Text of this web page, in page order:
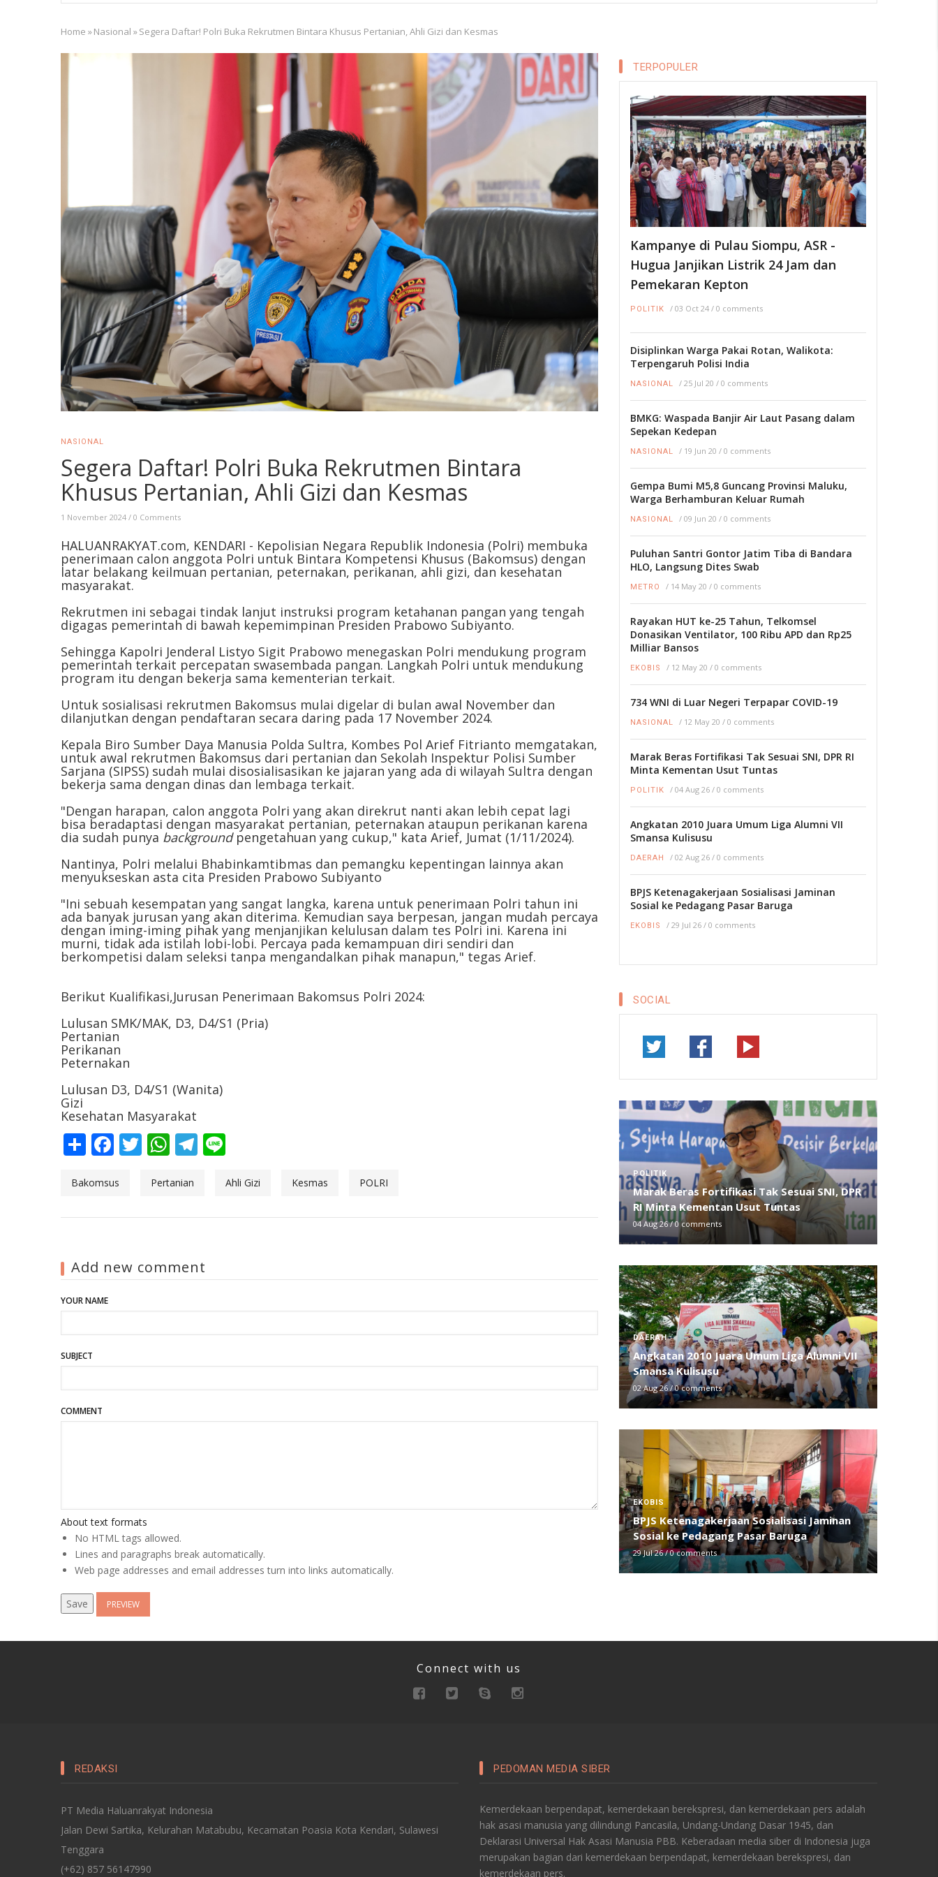
Breadcrumb
Home »Nasional »Segera Daftar! Polri Buka Rekrutmen Bintara Khusus Pertanian, Ahli Gizi dan Kesmas
NASIONAL
Segera Daftar! Polri Buka Rekrutmen Bintara
Khusus Pertanian, Ahli Gizi dan Kesmas
1 November 2024 / 0 Comments
HALUANRAKYAT.com, KENDARI - Kepolisian Negara Republik Indonesia (Polri) membuka
penerimaan calon anggota Polri untuk Bintara Kompetensi Khusus (Bakomsus) dengan
latar belakang keilmuan pertanian, peternakan, perikanan, ahli gizi, dan kesehatan
masyarakat.
Rekrutmen ini sebagai tindak lanjut instruksi program ketahanan pangan yang tengah
digagas pemerintah di bawah kepemimpinan Presiden Prabowo Subiyanto.
Sehingga Kapolri Jenderal Listyo Sigit Prabowo menegaskan Polri mendukung program
pemerintah terkait percepatan swasembada pangan. Langkah Polri untuk mendukung
program itu dengan bekerja sama kementerian terkait.
Untuk sosialisasi rekrutmen Bakomsus mulai digelar di bulan awal November dan
dilanjutkan dengan pendaftaran secara daring pada 17 November 2024.
Kepala Biro Sumber Daya Manusia Polda Sultra, Kombes Pol Arief Fitrianto memgatakan,
untuk awal rekrutmen Bakomsus dari pertanian dan Sekolah Inspektur Polisi Sumber
Sarjana (SIPSS) sudah mulai disosialisasikan ke jajaran yang ada di wilayah Sultra dengan
bekerja sama dengan dinas dan lembaga terkait.
"Dengan harapan, calon anggota Polri yang akan direkrut nanti akan lebih cepat lagi
bisa beradaptasi dengan masyarakat pertanian, peternakan ataupun perikanan karena
dia sudah punya backgroundpengetahuan yang cukup," kata Arief, Jumat (1/11/2024).
Nantinya, Polri melalui Bhabinkamtibmas dan pemangku kepentingan lainnya akan
menyukseskan asta cita Presiden Prabowo Subiyanto
"Ini sebuah kesempatan yang sangat langka, karena untuk penerimaan Polri tahun ini
ada banyak jurusan yang akan diterima. Kemudian saya berpesan, jangan mudah percaya
dengan iming-iming pihak yang menjanjikan kelulusan dalam tes Polri ini. Karena ini
murni, tidak ada istilah lobi-lobi. Percaya pada kemampuan diri sendiri dan
berkompetisi dalam seleksi tanpa mengandalkan pihak manapun," tegas Arief.
Berikut Kualifikasi,Jurusan Penerimaan Bakomsus Polri 2024:
Lulusan SMK/MAK, D3, D4/S1 (Pria)
Pertanian
Perikanan
Peternakan
Lulusan D3, D4/S1 (Wanita)
Gizi
Kesehatan Masyarakat
ShareFacebook
Twitter
WhatsApp
Telegram
Bakomsus Pertanian Ahli Gizi Kesmas POLRI
Add new comment
YOUR NAME
SUBJECT
COMMENT
About text formats
No HTML tags allowed.
Lines and paragraphs break automatically.
Web page addresses and email addresses turn into links automatically.
TERPOPULER
Kampanye di Pulau Siompu, ASR -
Hugua Janjikan Listrik 24 Jam dan
Pemekaran Kepton
POLITIK / 03 Oct 24 / 0 comments
Disiplinkan Warga Pakai Rotan, Walikota:
Terpengaruh Polisi India
NASIONAL / 25 Jul 20 / 0 comments
BMKG: Waspada Banjir Air Laut Pasang dalam
Sepekan Kedepan
NASIONAL / 19 Jun 20 / 0 comments
Gempa Bumi M5,8 Guncang Provinsi Maluku,
Warga Berhamburan Keluar Rumah
NASIONAL / 09 Jun 20 / 0 comments
Puluhan Santri Gontor Jatim Tiba di Bandara
HLO, Langsung Dites Swab
METRO / 14 May 20 / 0 comments
Rayakan HUT ke-25 Tahun, Telkomsel
Donasikan Ventilator, 100 Ribu APD dan Rp25
Milliar Bansos
EKOBIS / 12 May 20 / 0 comments
734 WNI di Luar Negeri Terpapar COVID-19
NASIONAL / 12 May 20 / 0 comments
Marak Beras Fortifikasi Tak Sesuai SNI, DPR RI
Minta Kementan Usut Tuntas
POLITIK / 04 Aug 26 / 0 comments
Angkatan 2010 Juara Umum Liga Alumni VII
Smansa Kulisusu
DAERAH / 02 Aug 26 / 0 comments
BPJS Ketenagakerjaan Sosialisasi Jaminan
Sosial ke Pedagang Pasar Baruga
EKOBIS / 29 Jul 26 / 0 comments
SOCIAL
POLITIK
Marak Beras Fortifikasi Tak Sesuai SNI, DPR
RI Minta Kementan Usut Tuntas
04 Aug 26/0 comments
DAERAH
Angkatan 2010 Juara Umum Liga Alumni VII
Smansa Kulisusu
02 Aug 26 /0 comments
EKOBIS
BPJS Ketenagakerjaan Sosialisasi Jaminan
Sosial ke Pedagang Pasar Baruga
29 Jul 26/0 comments
Connect with us
REDAKSI
PT Media Haluanrakyat Indonesia
Jalan Dewi Sartika, Kelurahan Matabubu, Kecamatan Poasia Kota Kendari, Sulawesi
Tenggara
(+62) 857 56147990
PEDOMAN MEDIA SIBER
Kemerdekaan berpendapat, kemerdekaan berekspresi, dan kemerdekaan pers adalah
hak asasi manusia yang dilindungi Pancasila, Undang-Undang Dasar 1945, dan
Deklarasi Universal Hak Asasi Manusia PBB. Keberadaan media siber di Indonesia juga
merupakan bagian dari kemerdekaan berpendapat, kemerdekaan berekspresi, dan
kemerdekaan pers.